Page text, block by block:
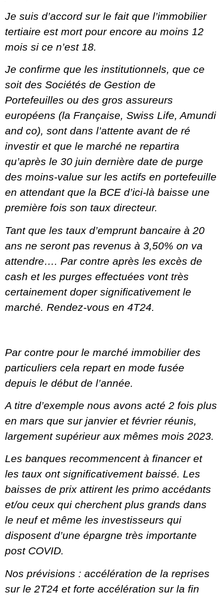
Je suis d’accord sur le fait que l’immobilier
tertiaire est mort pour encore au moins 12
mois si ce n’est 18.
Je confirme que les institutionnels, que ce
soit des Sociétés de Gestion de
Portefeuilles ou des gros assureurs
européens (la Française, Swiss Life, Amundi
and co), sont dans l’attente avant de ré
investir et que le marché ne repartira
qu’après le 30 juin dernière date de purge
des moins-value sur les actifs en portefeuille
en attendant que la BCE d’ici-là baisse une
première fois son taux directeur.
Tant que les taux d’emprunt bancaire à 20
ans ne seront pas revenus à 3,50% on va
attendre…. Par contre après les excès de
cash et les purges effectuées vont très
certainement doper significativement le
marché. Rendez-vous en 4T24.
Par contre pour le marché immobilier des
particuliers cela repart en mode fusée
depuis le début de l’année.
A titre d’exemple nous avons acté 2 fois plus
en mars que sur janvier et février réunis,
largement supérieur aux mêmes mois 2023.
Les banques recommencent à financer et
les taux ont significativement baissé. Les
baisses de prix attirent les primo accédants
et/ou ceux qui cherchent plus grands dans
le neuf et même les investisseurs qui
disposent d’une épargne très importante
post COVID.
Nos prévisions : accélération de la reprises
sur le 2T24 et forte accélération sur la fin